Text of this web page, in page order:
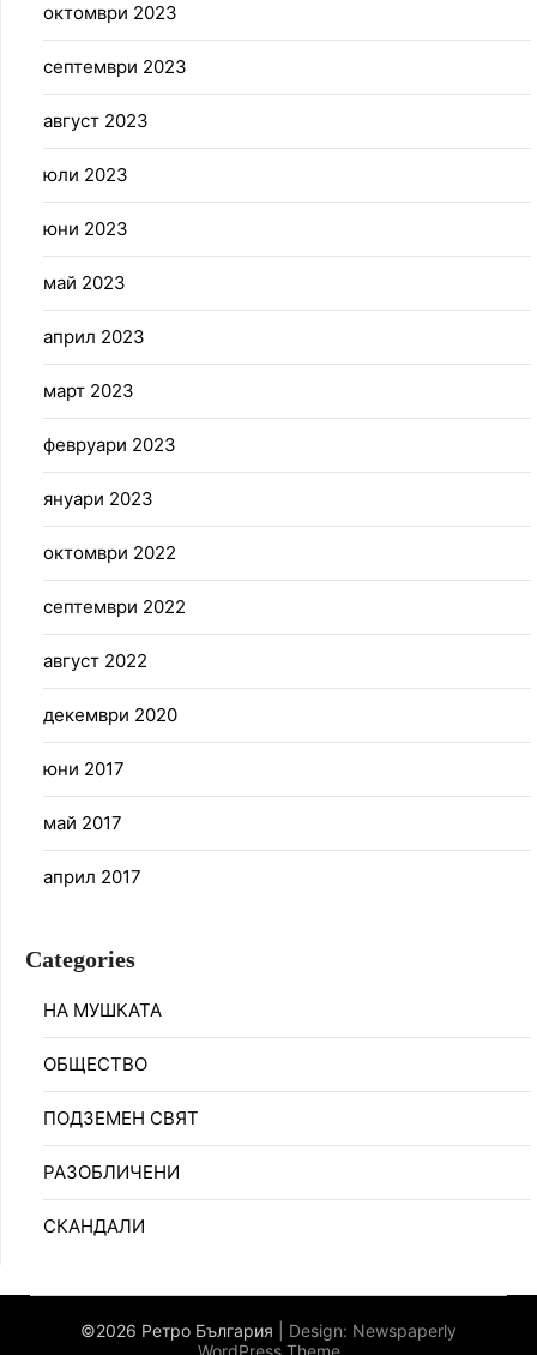
октомври 2023
септември 2023
август 2023
юли 2023
юни 2023
май 2023
април 2023
март 2023
февруари 2023
януари 2023
октомври 2022
септември 2022
август 2022
декември 2020
юни 2017
май 2017
април 2017
Categories
НА МУШКАТА
ОБЩЕСТВО
ПОДЗЕМЕН СВЯТ
РАЗОБЛИЧЕНИ
СКАНДАЛИ
©2026 Ретро България | Design: Newspaperly